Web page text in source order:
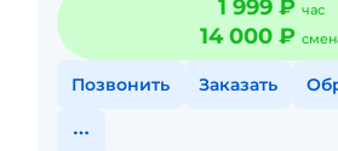
0.95 т с операт
1 999 ₽ час
14 000 ₽
Позвонить Заказать